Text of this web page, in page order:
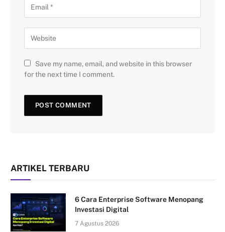
Save my name, email, and website in this browser
for the next time I comment.
ARTIKEL TERBARU
6 Cara Enterprise Software Menopang
Investasi Digital
7 Agustus 2026